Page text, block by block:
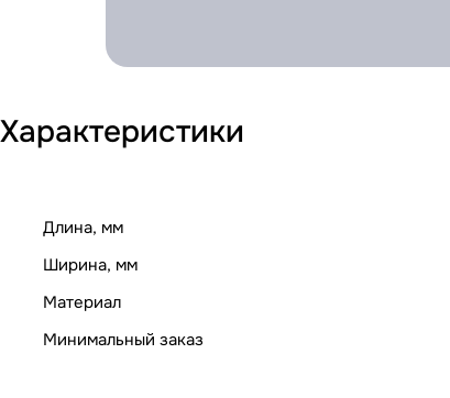
Характеристики
Длина, мм
Ширина, мм
Материал
Минимальный заказ